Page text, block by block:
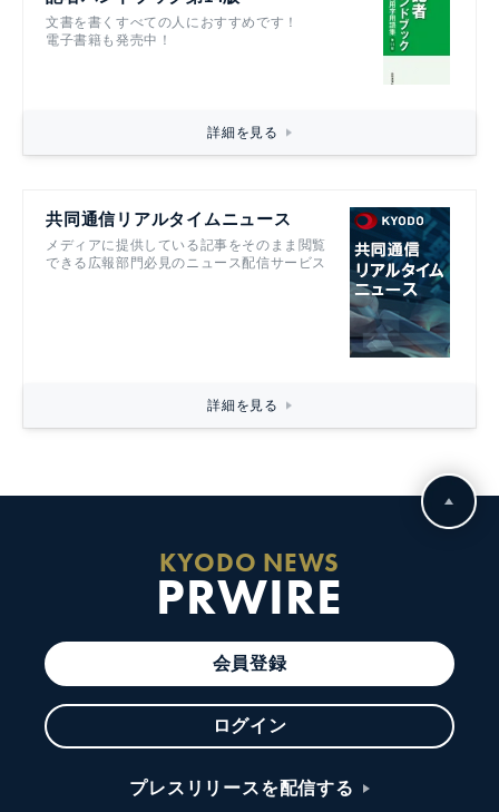
文書を書くすべての人におすすめです！
電子書籍も発売中！
詳細を見る
共同通信リアルタイムニュース
メディアに提供している記事をそのまま閲覧
できる広報部門必見のニュース配信サービス
詳細を見る
KYODO NEWS
PRWIRE
会員登録
ログイン
プレスリリースを配信する